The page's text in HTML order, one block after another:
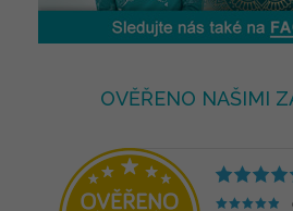
OVĚŘENO NAŠIMI